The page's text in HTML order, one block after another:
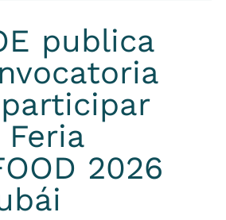
publica
2026